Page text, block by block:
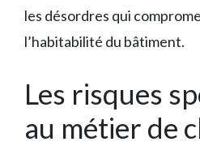
les désordres qui
l’habitabilité du bâtiment.
Les risques
au métier de